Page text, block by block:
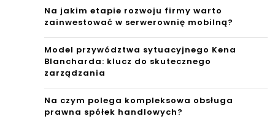
Na jakim etapie rozwoju firmy warto
zainwestować w serwerownię mobilną?
Model przywództwa sytuacyjnego Kena
Blancharda: klucz do skutecznego
zarządzania
Na czym polega kompleksowa obsługa
prawna spółek handlowych?